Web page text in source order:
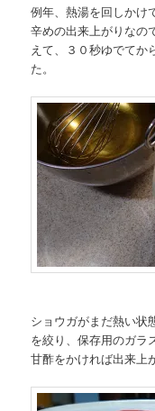
例年、熱湯を回しかけ
辛めの出来上がりなの
えて、３０秒ゆでてか
た。
ショウガがまだ熱い状
を絞り、保存用のガラ
甘酢をかければ出来上